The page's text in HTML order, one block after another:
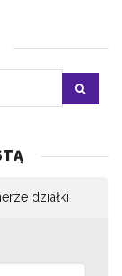
działki